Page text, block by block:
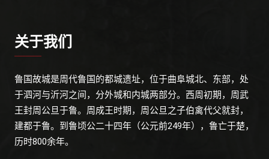
关于我们
鲁国故城是周代鲁国的都城遗址，位于曲阜城北、东部，处
于泗河与沂河之间，分外城和内城两部分。西周初期，周武
王封周公旦于鲁。周成王时期，周公旦之子伯禽代父就封，
建都于鲁。到鲁顷公二十四年（公元前249年），鲁亡于楚，
历时800余年。